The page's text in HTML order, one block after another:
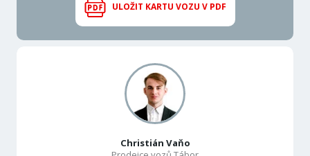
ULOŽIT KARTU VOZU V PDF
Christián Vaňo